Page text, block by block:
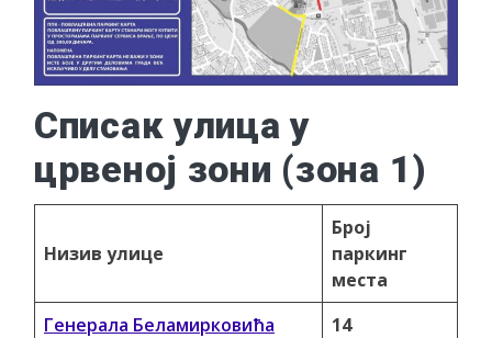
Списак улица у
црвеној зони (зона 1)
Низив улице
Број
паркинг
места
Генерала Беламирковића
14